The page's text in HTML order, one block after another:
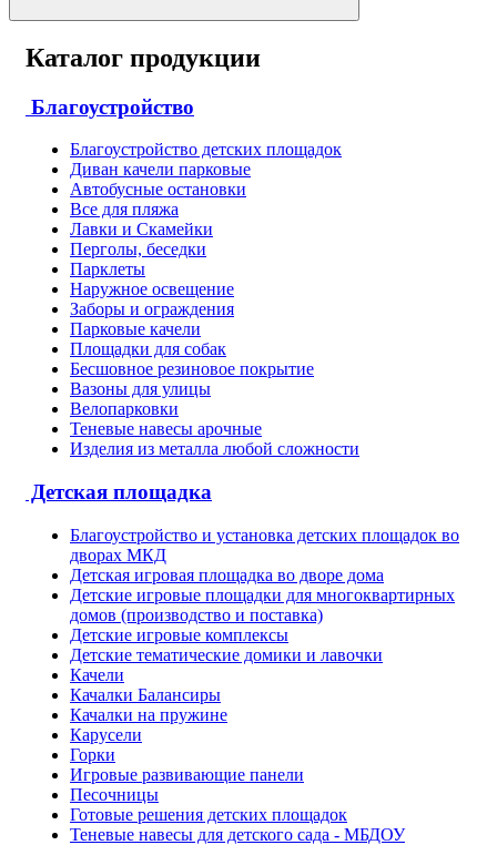
Каталог продукции
Благоустройство
Благоустройство детских площадок
Диван качели парковые
Автобусные остановки
Все для пляжа
Лавки и Скамейки
Перголы, беседки
Парклеты
Наружное освещение
Заборы и ограждения
Парковые качели
Площадки для собак
Бесшовное резиновое покрытие
Вазоны для улицы
Велопарковки
Теневые навесы арочные
Изделия из металла любой сложности
Детская площадка
Благоустройство и установка детских площадок во
дворах МКД
Детская игровая площадка во дворе дома
Детские игровые площадки для многоквартирных
домов (производство и поставка)
Детские игровые комплексы
Детские тематические домики и лавочки
Качели
Качалки Балансиры
Качалки на пружине
Карусели
Горки
Игровые развивающие панели
Песочницы
Готовые решения детских площадок
Теневые навесы для детского сада - МБДОУ